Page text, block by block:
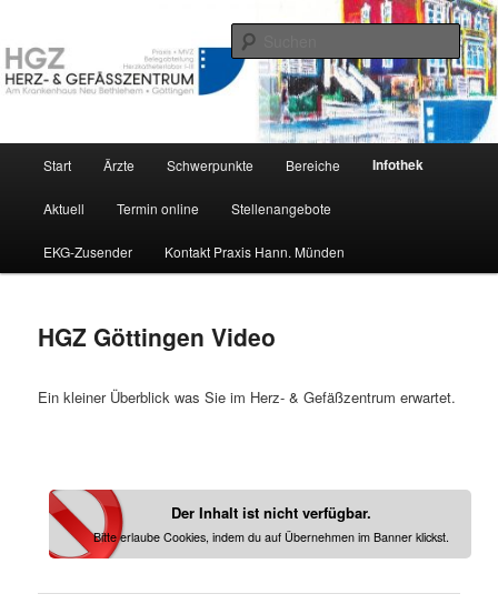
Inhalt
springenHGZ-Göttingen
Das Herz und Gefäßzentrum Göttingen stellt sich vor
Start Ärzte Schwerpunkte Bereiche Infothek
Aktuell Termin online Stellenangebote
EKG-Zusender Kontakt Praxis Hann. Münden
HGZ Göttingen Video
Ein kleiner Überblick was Sie im Herz- & Gefäßzentrum erwartet.
Der Inhalt ist nicht verfügbar.
Bitte erlaube Cookies, indem du auf Übernehmen im Banner klickst.